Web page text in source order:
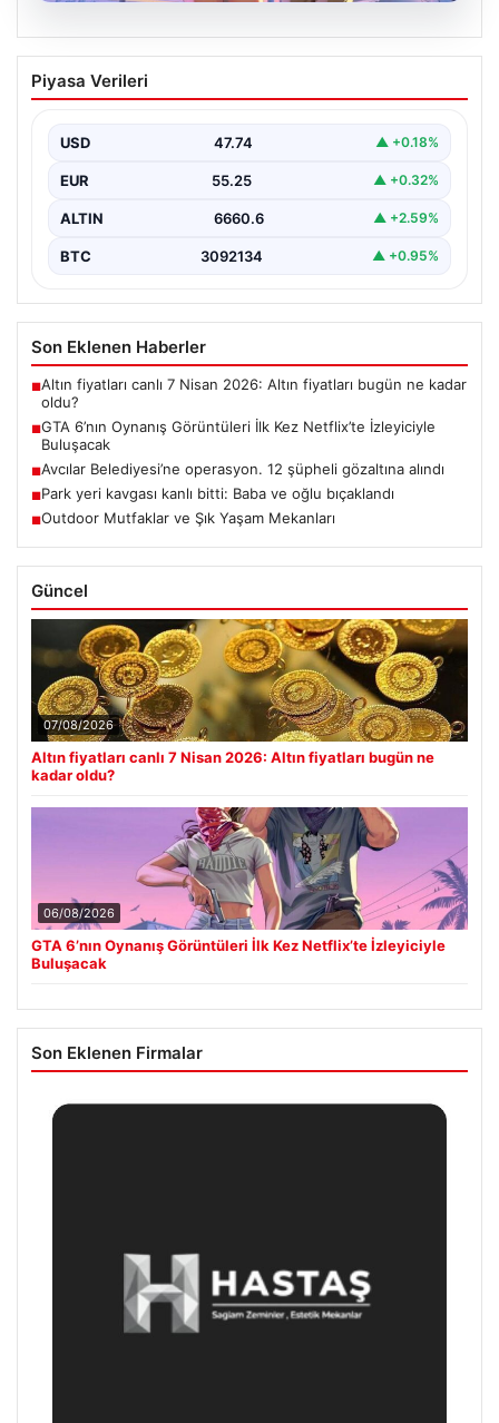
GTA 6’nın Oynanış Görüntüleri İlk Kez
Netflix’te İzleyiciyle Buluşacak
olan Grand Theft Auto 6’nın oynanış videosunun 27…
Piyasa Verileri
USD 47.74 ▲ +0.18%
EUR 55.25 ▲ +0.32%
ALTIN 6660.6 ▲ +2.59%
BTC 3092134 ▲ +0.95%
Son Eklenen Haberler
■Altın fiyatları canlı 7 Nisan 2026: Altın fiyatları bugün ne kadar
oldu?
■GTA 6’nın Oynanış Görüntüleri İlk Kez Netflix’te İzleyiciyle
Buluşacak
■Avcılar Belediyesi’ne operasyon. 12 şüpheli gözaltına alındı
■Park yeri kavgası kanlı bitti: Baba ve oğlu bıçaklandı
■Outdoor Mutfaklar ve Şık Yaşam Mekanları
Güncel
07/08/2026
Altın fiyatları canlı 7 Nisan 2026: Altın fiyatları bugün ne
kadar oldu?
06/08/2026
GTA 6’nın Oynanış Görüntüleri İlk Kez Netflix’te İzleyiciyle
Buluşacak
Son Eklenen Firmalar